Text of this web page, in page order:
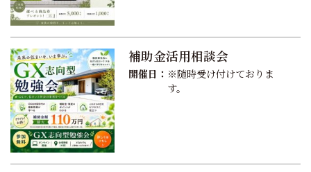
補助金活用相談会
開催日： ※随時受け付けておりま
す。